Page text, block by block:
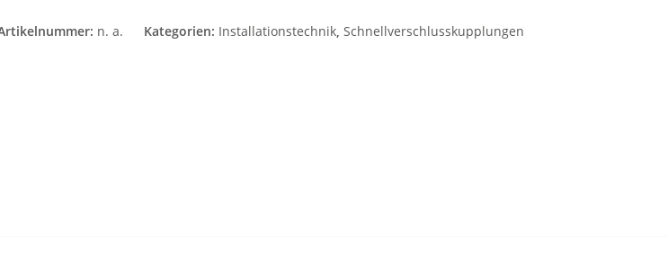
Alternative: n. a. Kategorien: Installationstechnik, Schnellverschlusskupplungen